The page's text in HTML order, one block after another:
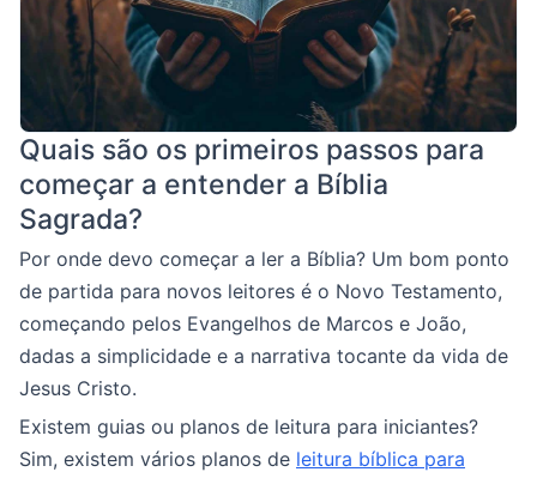
Quais são os primeiros passos para
começar a entender a Bíblia
Sagrada?
Por onde devo começar a ler a Bíblia? Um bom ponto
de partida para novos leitores é o Novo Testamento,
começando pelos Evangelhos de Marcos e João,
dadas a simplicidade e a narrativa tocante da vida de
Jesus Cristo.
Existem guias ou planos de leitura para iniciantes?
Sim, existem vários planos de leitura bíblica para